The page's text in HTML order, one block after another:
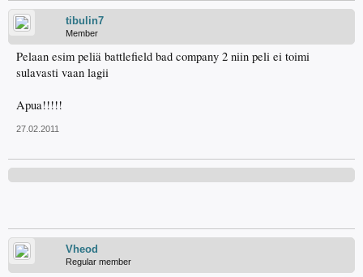
tibulin7
Member
Pelaan esim peliä battlefield bad company 2 niin peli ei toimi
sulavasti vaan lagii
Apua!!!!!
27.02.2011
Vheod
Regular member